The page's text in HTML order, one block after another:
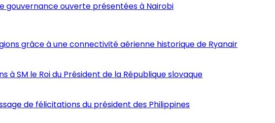
gouvernance ouverte présentées à Nairobi
grâce à une connectivité aérienne historique de Ryanair
à SM le Roi du Président de la République slovaque
de félicitations du président des Philippines